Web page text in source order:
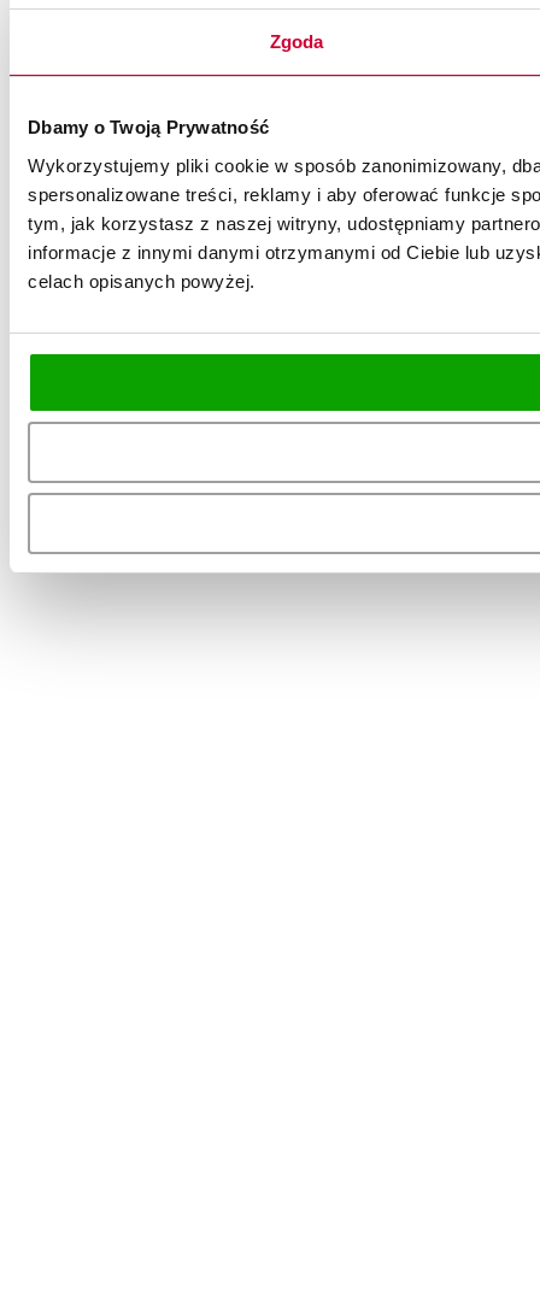
Zgoda
Dbamy o Twoją Prywatność
Wykorzystujemy pliki cookie w sposób zanonimizowany,
spersonalizowane treści, reklamy i aby oferować funkcje
tym, jak korzystasz z naszej witryny, udostępniamy
informacje z innymi danymi otrzymanymi od Ciebie lub
celach opisanych powyżej.